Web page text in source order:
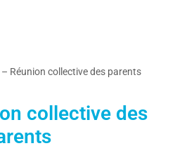
– Réunion collective des parents
collective des